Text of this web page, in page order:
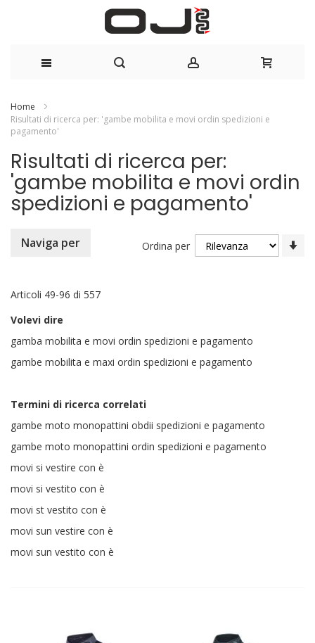
al
Home
Risultati di ricerca per: 'gambe mobilita e movi ordin spedizioni e
pagamento'
Risultati di ricerca per:
'gambe mobilita e movi ordin
spedizioni e pagamento'
Articoli 49-96 di 557
Ordina per
Volevi dire
gamba mobilita e movi ordin spedizioni e pagamento
gambe mobilita e maxi ordin spedizioni e pagamento
Termini di ricerca correlati
gambe moto monopattini obdii spedizioni e pagamento
gambe moto monopattini ordin spedizioni e pagamento
movi si vestire con è
movi si vestito con è
movi st vestito con è
movi sun vestire con è
movi sun vestito con è
Naviga per